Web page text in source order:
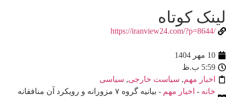
لینک کوتاه
/https://iranview24.com/?p=8644
10 مهر 1404
5:59 ب.ظ
اخبار مهم, سیاست خارجی, سیاسی
خانه - اخبار مهم
- بیانیه گروه ۷ مزورانه و رویکرد آن منافقانه